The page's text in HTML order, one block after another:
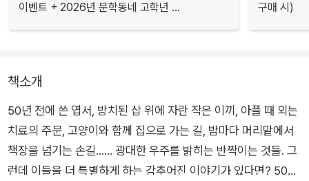
이벤트 + 2026년 문학동네 고학년 ...
구매 시)
책소개
50년 전에 쓴 엽서, 방치된 삽 위에 자란 작은 이끼, 아플 때 외는
치료의 주문, 고양이와 함께 집으로 가는 길, 밤마다 머리맡에서
책장을 넘기는 손길…… 광대한 우주를 밝히는 반짝이는 것들. 그
런데 이들을 더 특별하게 하는 감추어진 이야기가 있다면? 50년